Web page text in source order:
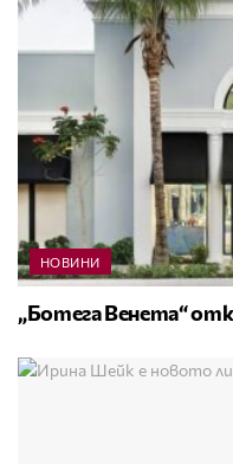
НОВИНИ
„Ботега Венета“